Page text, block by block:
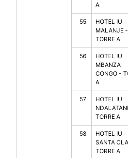
A
55
HOTEL IU
MALANJE -
TORRE A
56
HOTEL IU
MBANZA
CONGO -
A
57
HOTEL IU
TORRE A
58
HOTEL IU
SANTA
TORRE A